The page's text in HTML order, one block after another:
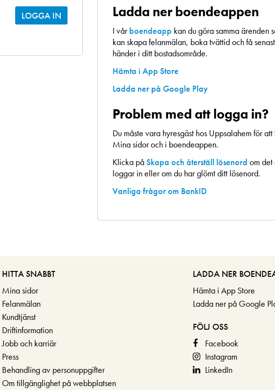
Ladda ner boendeappen
I vårboendeapp kan du göra samma ärenden
kan skapa felanmälan, boka tvättid och få
händer i ditt bostadsområde.
Hämta i App Store
Ladda ner på Google Play
Problem med att logga in?
Du måste vara hyresgäst hos Uppsalahem för
Mina sidor och i boendeappen.
Klicka påSkapa och återställ lösenord om det
loggar in eller om du har glömt ditt lösenord.
Vanliga frågor om BankID
HITTA SNABBT
Mina sidor
Felanmälan
Kundtjänst
Driftinformation
Jobb och karriär
Press
Behandling av personuppgifter
Om tillgänglighet på webbplatsen
LADDA NER
Hämta i App Store
Ladda ner på Google
FÖLJ OSS
Facebook
Instagram
LinkedIn